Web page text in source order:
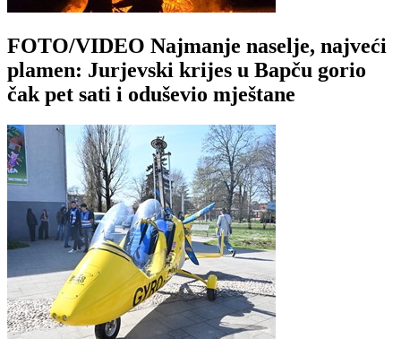
FOTO/VIDEO Najmanje naselje, najveći
plamen: Jurjevski krijes u Bapču gorio
čak pet sati i oduševio mještane